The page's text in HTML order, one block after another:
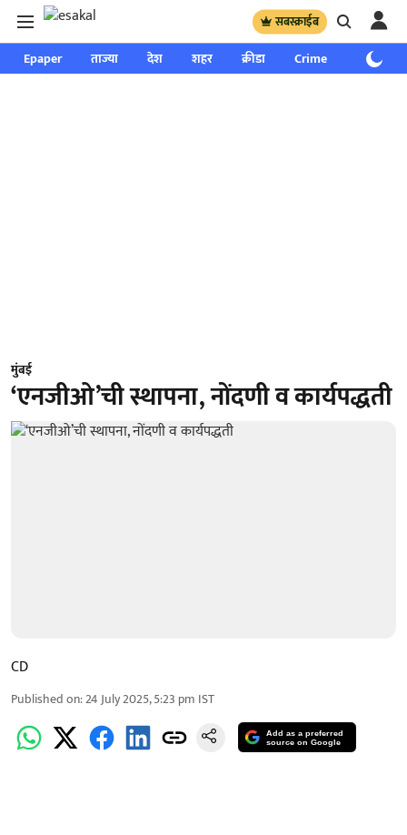
सबस्क्राईब
Epaper ताज्या देश शहर क्रीडा Crime साप्ताहिक
मुंबई
‘एनजीओ’ची स्थापना, नोंदणी व कार्यपद्धती
CD
Published on:24 July 2025, 5:23 pm IST
Add as a preferred
source on Google